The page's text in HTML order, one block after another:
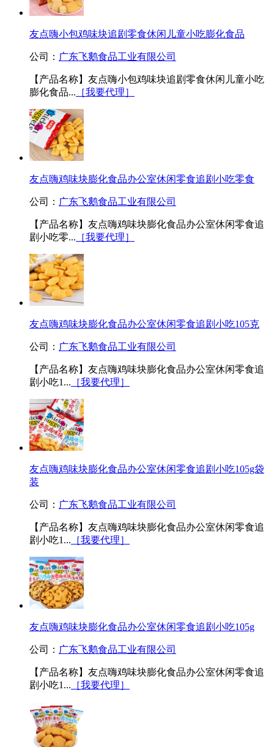
友点嗨小包鸡味块追剧零食休闲儿童小吃膨化食品
公司： 广东飞鹅食品工业有限公司
【产品名称】友点嗨小包鸡味块追剧零食休闲儿童小吃
膨化食品... ［我要代理］
友点嗨鸡味块膨化食品办公室休闲零食追剧小吃零食
公司： 广东飞鹅食品工业有限公司
【产品名称】友点嗨鸡味块膨化食品办公室休闲零食追
剧小吃零... ［我要代理］
友点嗨鸡味块膨化食品办公室休闲零食追剧小吃105克
公司： 广东飞鹅食品工业有限公司
【产品名称】友点嗨鸡味块膨化食品办公室休闲零食追
剧小吃1... ［我要代理］
友点嗨鸡味块膨化食品办公室休闲零食追剧小吃105g袋
装
公司： 广东飞鹅食品工业有限公司
【产品名称】友点嗨鸡味块膨化食品办公室休闲零食追
剧小吃1... ［我要代理］
友点嗨鸡味块膨化食品办公室休闲零食追剧小吃105g
公司： 广东飞鹅食品工业有限公司
【产品名称】友点嗨鸡味块膨化食品办公室休闲零食追
剧小吃1... ［我要代理］